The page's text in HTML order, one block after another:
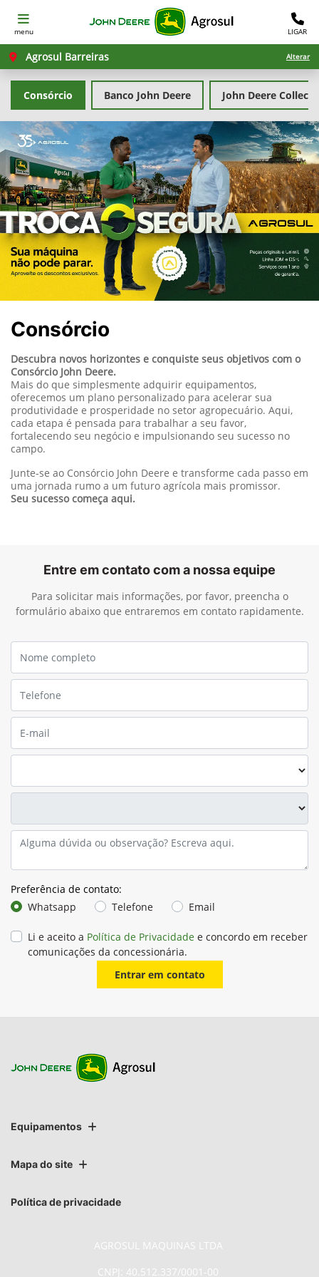
menu LIGAR
Agrosul Barreiras Alterar
Banco John Deere
Consórcio John Deere
Consórcio
Descubra novos horizontes e conquiste seus objetivos com o
Consórcio John Deere.
Mais do que simplesmente adquirir equipamentos,
oferecemos um plano personalizado para acelerar sua
produtividade e prosperidade no setor agropecuário. Aqui,
cada etapa é pensada para trabalhar a seu favor,
fortalecendo seu negócio e impulsionando seu sucesso no
campo.
Junte-se ao Consórcio John Deere e transforme cada passo em
uma jornada rumo a um futuro agrícola mais promissor.
Seu sucesso começa aqui.
Entre em contato com a nossa equipe
Para solicitar mais informações, por favor, preencha o
formulário abaixo que entraremos em contato rapidamente.
Preferência de contato:
Whatsapp
Telefone Email
Li e aceito a Política de Privacidade e concordo em receber
comunicações da concessionária.
Entrar em contato
Equipamentos
Mapa do site
Política de privacidade
AGROSUL MAQUINAS LTDA
CNPJ: 40.512.337/0001-00